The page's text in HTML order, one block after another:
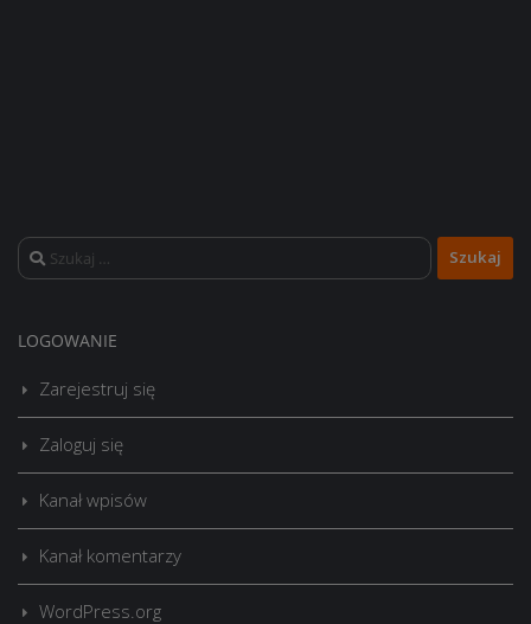
Szukaj:
LOGOWANIE
Zarejestruj się
Zaloguj się
Kanał wpisów
Kanał komentarzy
WordPress.org